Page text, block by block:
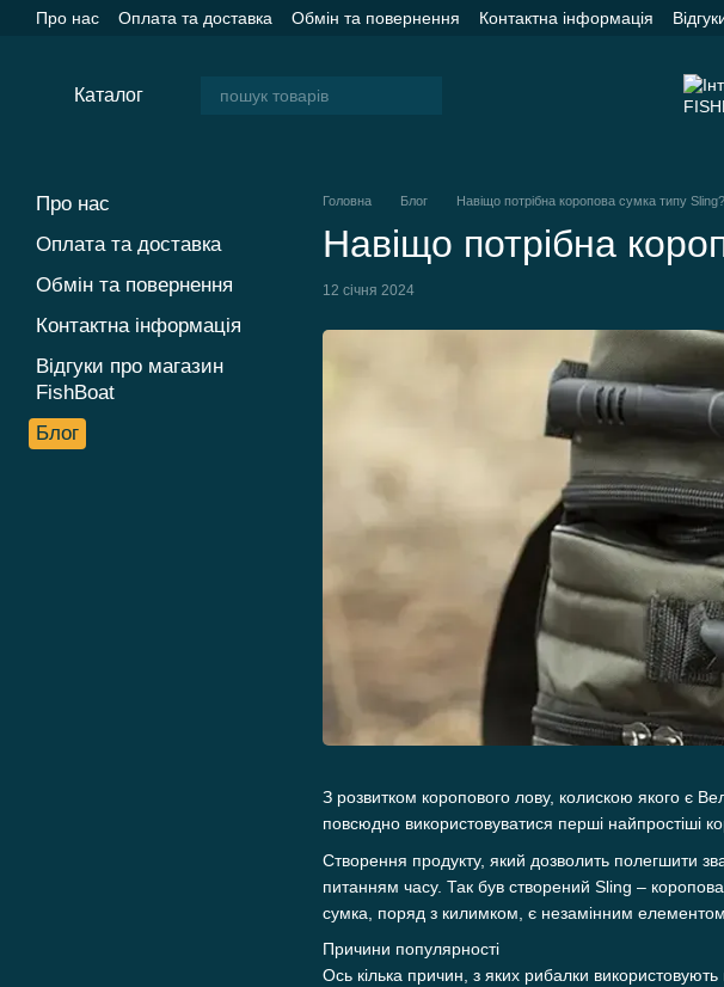
Перейти до основного контенту
Про нас Оплата та доставка Обмін та повернення Контактна інформація
Каталог
Головна Блог Навіщо потрібна коропова сумка типу Sling?
Навіщо потрібна
12 січня 2024
З розвитком коропового лову, колискою якого є
повсюдно використовуватися перші найпростіші
Створення продукту, який дозволить полегшити
питанням часу. Так був створений Sling –
сумка, поряд з килимком, є незамінним
Причини популярності
Ось кілька причин, з яких рибалки
Про нас
Оплата та доставка
Обмін та повернення
Контактна інформація
Відгуки про магазин
FishBoat
Блог